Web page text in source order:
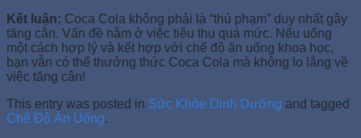
Kết luận: Coca Cola không phải là “thủ phạm” duy nhất gây
tăng cân. Vấn đề nằm ở việc tiêu thụ quá mức. Nếu uống
một cách hợp lý và kết hợp với chế độ ăn uống khoa học,
bạn vẫn có thể thưởng thức Coca Cola mà không lo lắng về
việc tăng cân!
This entry was posted in Sức Khỏe Dinh Dưỡng and tagged
Chế Độ Ăn Uống.